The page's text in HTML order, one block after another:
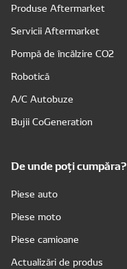
Produse Aftermarket
Servicii Aftermarket
Pompă de încălzire CO2
Robotică
A/C Autobuze
Bujii CoGeneration
De unde poți cumpăra?
Piese auto
Piese moto
Piese camioane
Actualizări de produs